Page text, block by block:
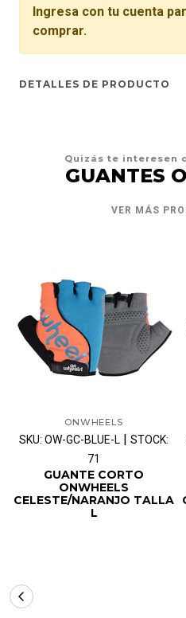
Ingresa con tu cuenta
comprar.
DETALLES DE PRODUCTO
Quizás te interesen
GUANTES
VER MÁS
ONWHEELS
SKU: OW-GC-BLUE-L
STOCK:
71
GUANTE CORTO
ONWHEELS
CELESTE/NARANJO TALLA
L